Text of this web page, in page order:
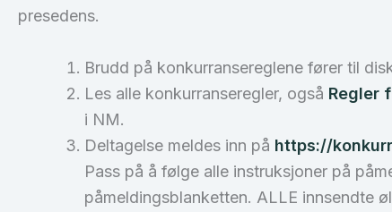
presedens.
Brudd på konkurransereglene fører til
Les alle konkurranseregler, også Regler
i NM.
Deltagelse meldes inn på https://
Pass på å følge alle instruksjoner på
påmeldingsblanketten. ALLE innsendte